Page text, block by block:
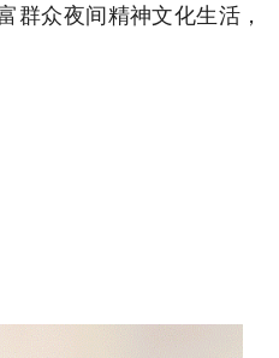
群众夜间精神文化生活，